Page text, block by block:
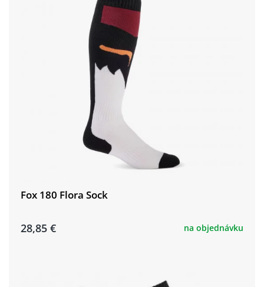
Fox 180 Flora Sock
28,85 € na objednávku